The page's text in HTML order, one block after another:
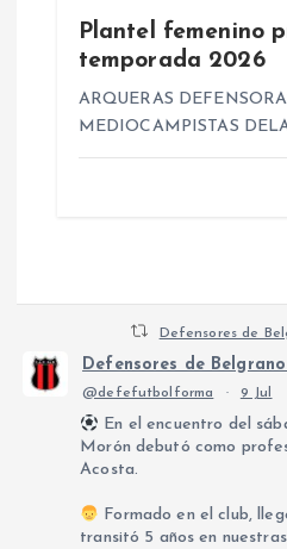
Plantel femenino
temporada 2026
ARQUERAS
MEDIOCAMPISTAS
Defensores de
Defensores de
@defefutbolforma · 9 Jul
En el encuentro del
Morón debutó como
Acosta.
Formado en el club,
transitó 5 años en